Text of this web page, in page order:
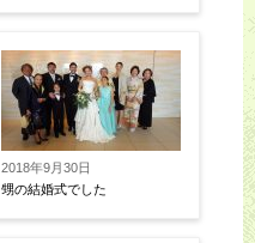
2018年9月30日
甥の結婚式でした